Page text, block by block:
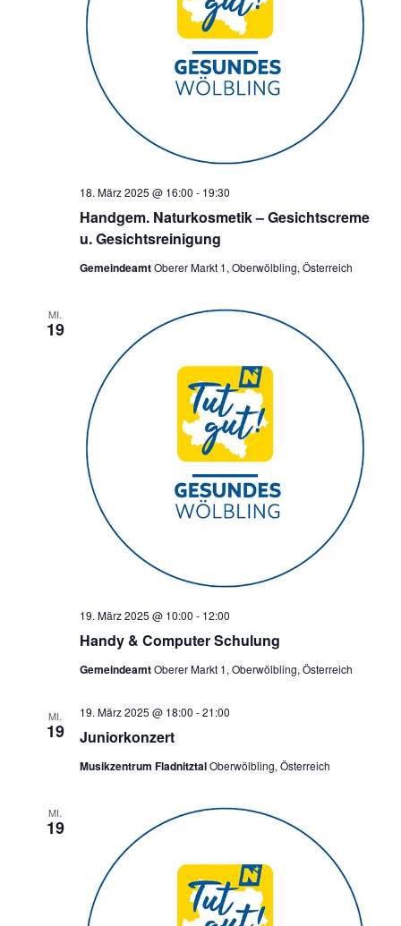
Handgem. Naturkosmetik – Gesichtscreme
u. Gesichtsreinigung
18. März 2025 @ 16:00 - 19:30
GemeindeamtOberer Markt 1, Oberwölbling, Österreich
MI.
19
Handy & Computer Schulung
19. März 2025 @ 10:00 - 12:00
GemeindeamtOberer Markt 1, Oberwölbling, Österreich
MI.
19 Juniorkonzert
19. März 2025 @ 18:00 -21:00
Musikzentrum FladnitztalOberwölbling, Österreich
MI.
19